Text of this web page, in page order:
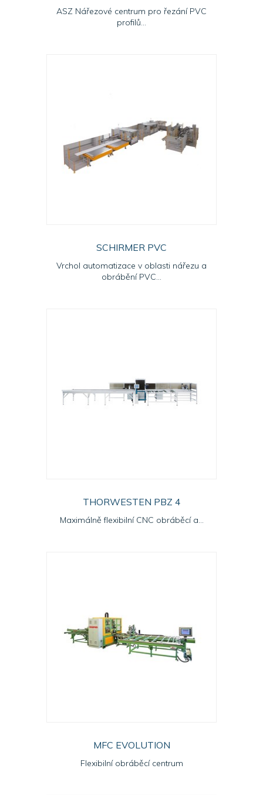
ASZ Nářezové centrum pro řezání PVC
profilů...
SCHIRMER PVC
Vrchol automatizace v oblasti nářezu a
obrábění PVC...
THORWESTEN PBZ 4
Maximálně flexibilní CNC obráběcí a...
MFC EVOLUTION
Flexibilní obráběcí centrum